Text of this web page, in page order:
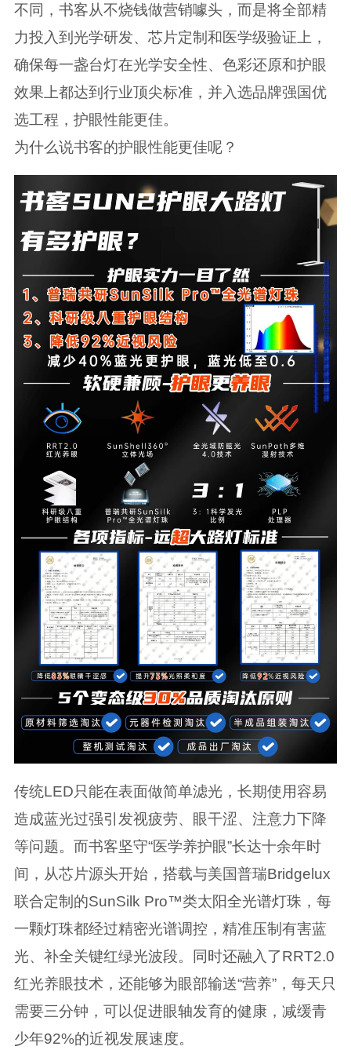
不同，书客从不烧钱做营销噱头，而是将全部精
力投入到光学研发、芯片定制和医学级验证上，
确保每一盏台灯在光学安全性、色彩还原和护眼
效果上都达到行业顶尖标准，并入选品牌强国优
选工程，护眼性能更佳。
为什么说书客的护眼性能更佳呢？
传统LED只能在表面做简单滤光，长期使用容易
造成蓝光过强引发视疲劳、眼干涩、注意力下降
等问题。而书客坚守“医学养护眼”长达十余年时
间，从芯片源头开始，搭载与美国普瑞Bridgelux
联合定制的SunSilk Pro™类太阳全光谱灯珠，每
一颗灯珠都经过精密光谱调控，精准压制有害蓝
光、补全关键红绿光波段。同时还融入了RRT2.0
红光养眼技术，还能够为眼部输送“营养”，每天只
需要三分钟，可以促进眼轴发育的健康，减缓青
少年92%的近视发展速度。